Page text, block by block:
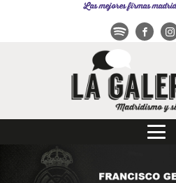
Las mejores firmas